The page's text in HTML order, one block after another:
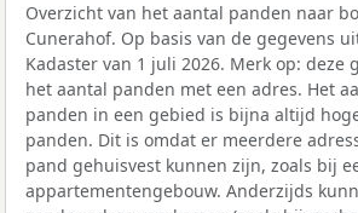
Overzicht van het aantal panden naar
Cunerahof. Op basis van de gegevens
Kadaster van 1 juli 2026. Merk op: deze
het aantal panden met een adres. Het
panden in een gebied is bijna altijd
panden. Dit is omdat er meerdere
pand gehuisvest kunnen zijn, zoals bij
appartementengebouw. Anderzijds